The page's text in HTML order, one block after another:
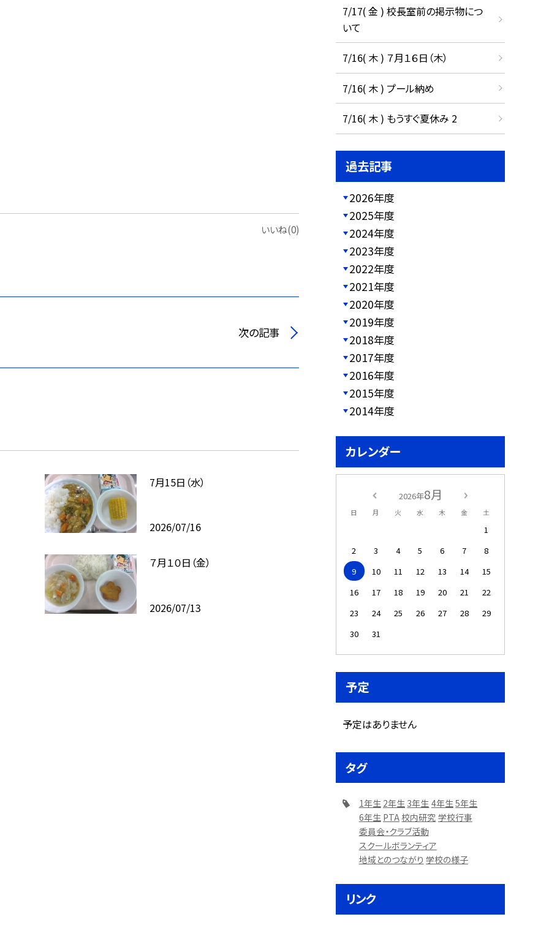
いいね(0)
次の記事
7月15日（水）
2026/07/16
７月１０日（金）
2026/07/13
7/17( 金 ) 校長室前の掲示物につ
いて
7/16( 木 ) ７月１６日（木）
7/16( 木 ) プール納め
7/16( 木 ) もうすぐ夏休み 2
過去記事
2026年度
2025年度
2024年度
2023年度
2022年度
2021年度
2020年度
2019年度
2018年度
2017年度
2016年度
2015年度
2014年度
カレンダー
2026年8月
日 月 火 水 木 金 土
1
2
3 4 5 6 7
8
9
10 11 12 13 14
15
16
17 18 19 20 21
22
23
24 25 26 27 28
29
30
31
予定
予定はありません
タグ
1年生 2年生 3年生 4年生 5年生
6年生 PTA 校内研究 学校行事
委員会・クラブ活動
スクールボランティア
地域とのつながり 学校の様子
リンク